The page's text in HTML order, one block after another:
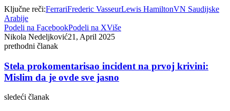
Ključne reči:FerrariFrederic VasseurLewis HamiltonVN Saudijske
Arabije
Podeli na FacebookPodeli na XViše
Nikola Nedeljković21, April 2025
prethodni članak
Stela prokomentarisao incident na prvoj krivini:
Mislim da je ovde sve jasno
sledeći članak